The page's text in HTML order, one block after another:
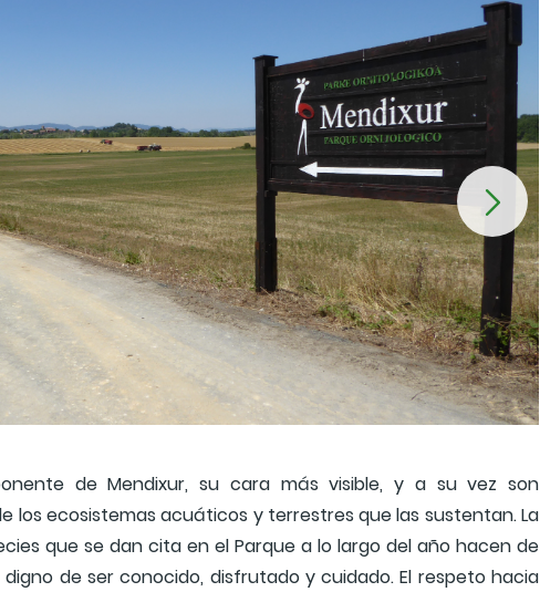
de Mendixur, su cara más visible, y a su vez son
los ecosistemas acuáticos y terrestres que las sustentan. La
que se dan cita en el Parque a lo largo del año hacen de
de ser conocido, disfrutado y cuidado. El respeto hacia